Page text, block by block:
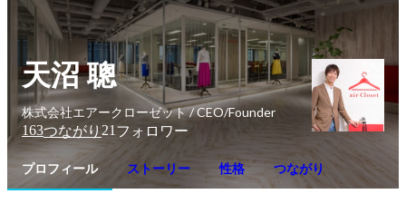
天沼 聰
株式会社エアークローゼット / CEO/Founder
163つながり21 フォロワー
プロフィール ストーリー 性格 つながり